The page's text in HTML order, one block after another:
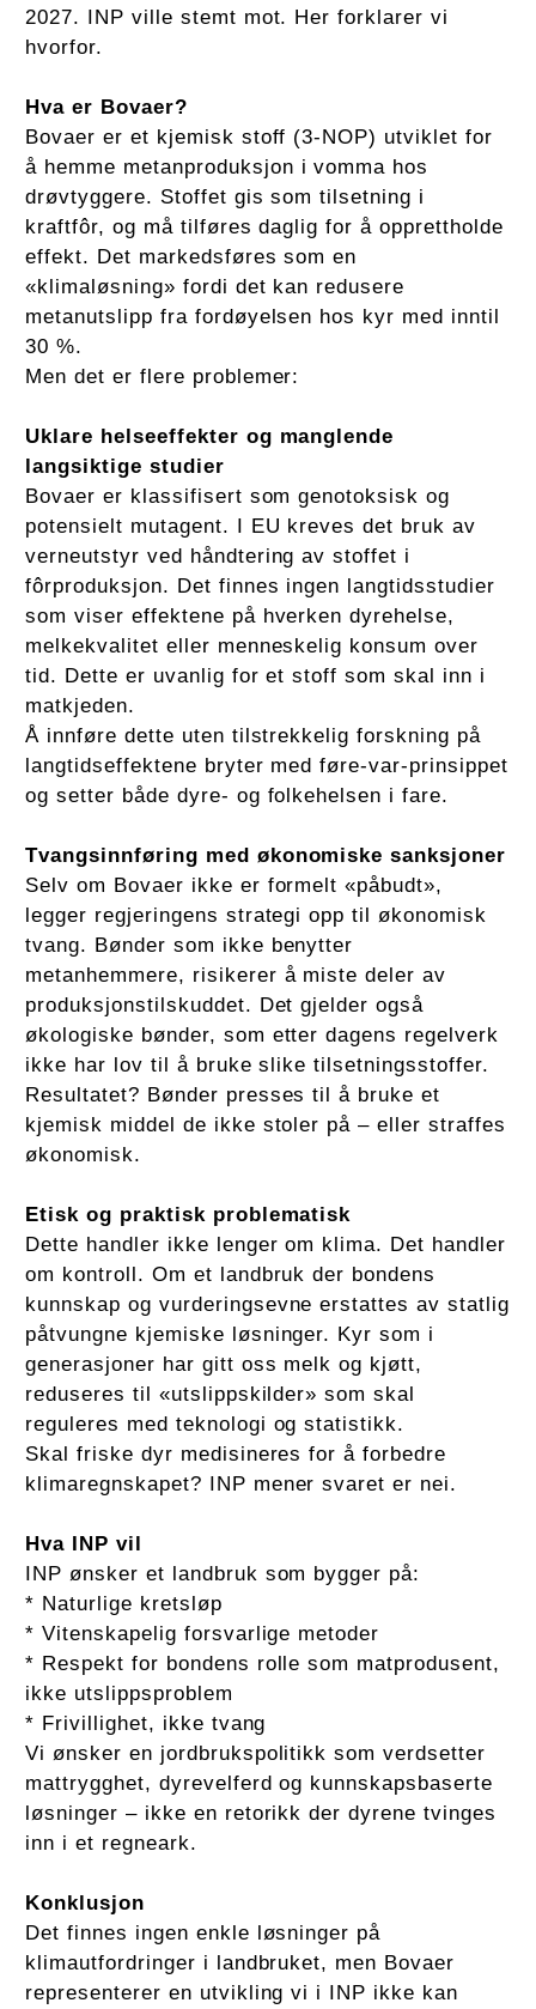
2027. INP ville stemt mot. Her forklarer vi
hvorfor.
Hva er Bovaer?
Bovaer er et kjemisk stoff (3-NOP) utviklet for
å hemme metanproduksjon i vomma hos
drøvtyggere. Stoffet gis som tilsetning i
kraftfôr, og må tilføres daglig for å opprettholde
effekt. Det markedsføres som en
«klimaløsning» fordi det kan redusere
metanutslipp fra fordøyelsen hos kyr med inntil
30 %.
Men det er flere problemer:
Uklare helseeffekter og manglende
langsiktige studier
Bovaer er klassifisert som genotoksisk og
potensielt mutagent. I EU kreves det bruk av
verneutstyr ved håndtering av stoffet i
fôrproduksjon. Det finnes ingen langtidsstudier
som viser effektene på hverken dyrehelse,
melkekvalitet eller menneskelig konsum over
tid. Dette er uvanlig for et stoff som skal inn i
matkjeden.
Å innføre dette uten tilstrekkelig forskning på
langtidseffektene bryter med føre-var-prinsippet
og setter både dyre- og folkehelsen i fare.
Tvangsinnføring med økonomiske sanksjoner
Selv om Bovaer ikke er formelt «påbudt»,
legger regjeringens strategi opp til økonomisk
tvang. Bønder som ikke benytter
metanhemmere, risikerer å miste deler av
produksjonstilskuddet. Det gjelder også
økologiske bønder, som etter dagens regelverk
ikke har lov til å bruke slike tilsetningsstoffer.
Resultatet? Bønder presses til å bruke et
kjemisk middel de ikke stoler på – eller straffes
økonomisk.
Etisk og praktisk problematisk
Dette handler ikke lenger om klima. Det handler
om kontroll. Om et landbruk der bondens
kunnskap og vurderingsevne erstattes av statlig
påtvungne kjemiske løsninger. Kyr som i
generasjoner har gitt oss melk og kjøtt,
reduseres til «utslippskilder» som skal
reguleres med teknologi og statistikk.
Skal friske dyr medisineres for å forbedre
klimaregnskapet? INP mener svaret er nei.
Hva INP vil
INP ønsker et landbruk som bygger på:
* Naturlige kretsløp
* Vitenskapelig forsvarlige metoder
* Respekt for bondens rolle som matprodusent,
ikke utslippsproblem
* Frivillighet, ikke tvang
Vi ønsker en jordbrukspolitikk som verdsetter
mattrygghet, dyrevelferd og kunnskapsbaserte
løsninger – ikke en retorikk der dyrene tvinges
inn i et regneark.
Konklusjon
Det finnes ingen enkle løsninger på
klimautfordringer i landbruket, men Bovaer
representerer en utvikling vi i INP ikke kan